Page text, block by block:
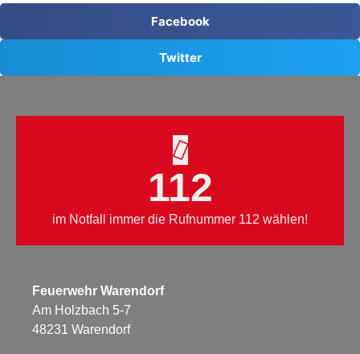
Facebook
Twitter
112
im Notfall immer die Rufnummer 112 wählen!
Feuerwehr Warendorf
Am Holzbach 5-7
48231 Warendorf